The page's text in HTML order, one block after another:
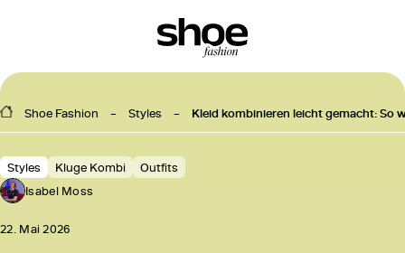
Shoe Fashion Styles Kleid kombinieren leicht gemacht: So
Styles Kluge Kombi
Outfits
Isabel Moss
22. Mai 2026